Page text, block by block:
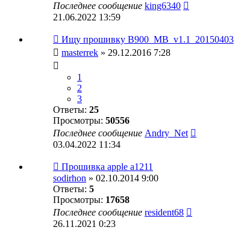
Последнее сообщение king6340
21.06.2022 13:59
Ищу прошивку B900_MB_v1.1_20150403
masterrek » 29.12.2016 7:28
1
2
3
Ответы: 25
Просмотры: 50556
Последнее сообщение Andry_Net
03.04.2022 11:34
Прошивка apple a1211
sodirhon » 02.10.2014 9:00
Ответы: 5
Просмотры: 17658
Последнее сообщение resident68
26.11.2021 0:23